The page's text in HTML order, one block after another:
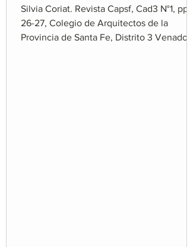
Silvia Coriat. Revista Capsf, Cad3 N°1, pp.
26-27, Colegio de Arquitectos de la
Provincia de Santa Fe, Distrito 3 Venado